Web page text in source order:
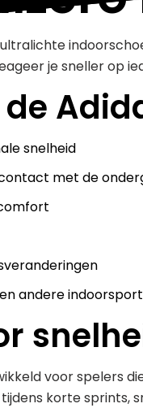
je sneller op
snelheid
met de
andere
voor spelers
korte sprints,